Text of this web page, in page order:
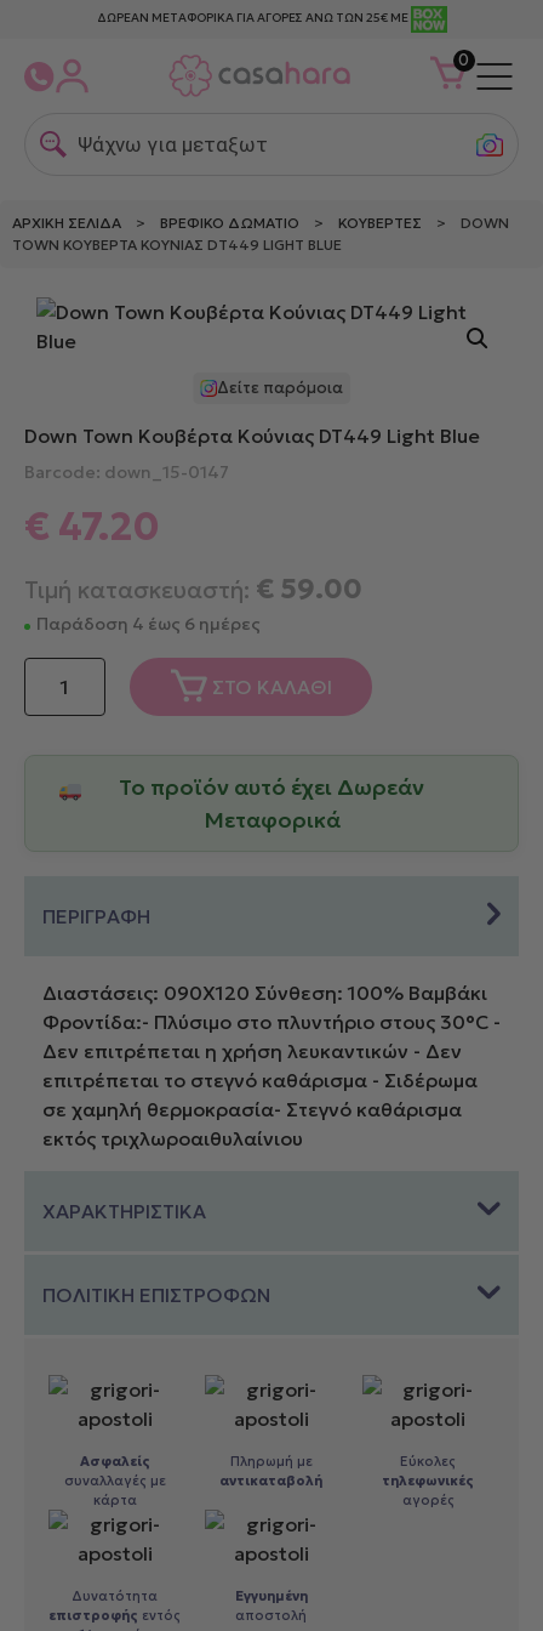
ΔΩΡΕΑΝ ΜΕΤΑΦΟΡΙΚΑ ΓΙΑ ΑΓΟΡΕΣ ΑΝΩ ΤΩΝ 25€ ΜΕ
0
Ψάχνω για μεταξωτες
ΑΡΧΙΚΉ ΣΕΛΊΔΑ > ΒΡΕΦΙΚΌ ΔΩΜΆΤΙΟ > ΚΟΥΒΈΡΤΕΣ > DOWN
TOWN ΚΟΥΒΈΡΤΑ ΚΟΎΝΙΑΣ DT449 LIGHT BLUE
Δείτε παρόμοια
Down Town Κουβέρτα Κούνιας DT449 Light Blue
Barcode: down_15-0147
€ 47.20
Τιμή κατασκευαστή: € 59.00
Παράδοση 4 έως 6 ημέρες
Town
Κούνιας
DT449
ΣΤΟ ΚΑΛΑΘΙ
Το προϊόν αυτό έχει Δωρεάν
Μεταφορικά
ΠΕΡΙΓΡΑΦΗ
Διαστάσεις: 090X120 Σύνθεση: 100% Βαμβάκι
Φροντίδα:- Πλύσιμο στο πλυντήριο στους 30°C -
Δεν επιτρέπεται η χρήση λευκαντικών - Δεν
επιτρέπεται το στεγνό καθάρισμα - Σιδέρωμα
σε χαμηλή θερμοκρασία- Στεγνό καθάρισμα
εκτός τριχλωροαιθυλαίνιου
ΧΑΡΑΚΤΗΡΙΣΤΙΚΑ
ΠΟΛΙΤΙΚΗ ΕΠΙΣΤΡΟΦΩΝ
Ασφαλείς
συναλλαγές με
κάρτα
Πληρωμή με
αντικαταβολή
Εύκολες
τηλεφωνικές
αγορές
Δυνατότητα
επιστροφής εντός
Εγγυημένη
αποστολή